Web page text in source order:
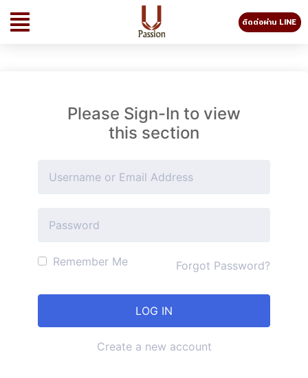
ติดต่อผ่าน LINE
Please Sign-In to view
this section
Remember Me Forgot Password?
Create a new account